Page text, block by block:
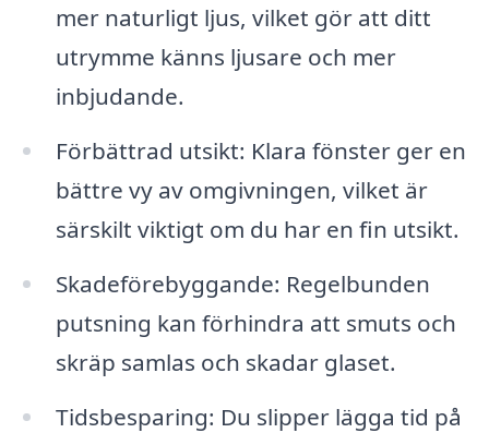
mer naturligt ljus, vilket gör att ditt
utrymme känns ljusare och mer
inbjudande.
Förbättrad utsikt: Klara fönster ger en
bättre vy av omgivningen, vilket är
särskilt viktigt om du har en fin utsikt.
Skadeförebyggande: Regelbunden
putsning kan förhindra att smuts och
skräp samlas och skadar glaset.
Tidsbesparing: Du slipper lägga tid på